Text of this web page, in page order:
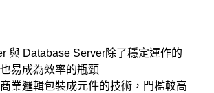
與 Database Server除了穩定運作的
易成為效率的瓶頸
業邏輯包裝成元件的技術，門檻較高